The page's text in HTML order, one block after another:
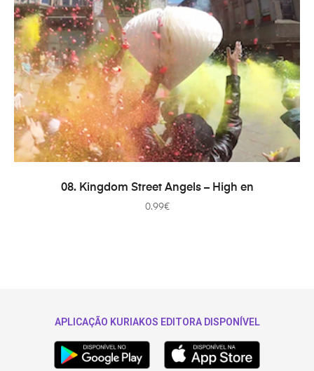
ADICIONAR
08. Kingdom Street Angels – High en
0.99€
APLICAÇÃO KURIAKOS EDITORA DISPONÍVEL